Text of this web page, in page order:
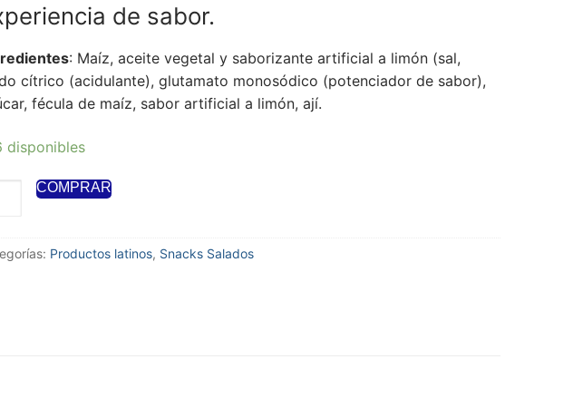
de sabor.
: Maíz, aceite vegetal y saborizante artificial a limón (sal,
cítrico (acidulante), glutamato monosódico (potenciador de sabor),
fécula de maíz, sabor artificial a limón, ají.
disponibles
COMPRAR
Productos latinos, Snacks Salados